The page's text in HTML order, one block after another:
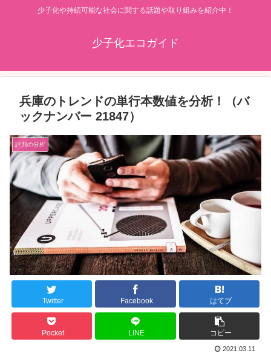
少子化や持続可能な社会に関する話題や取り組みを紹介中！
少子化エコガイド
兵庫のトレンドの単行本数値を分析！（バ
ックナンバー 21847）
評判の分析
Twitter Facebook はてブ
Pocket LINE コピー
2021.03.11